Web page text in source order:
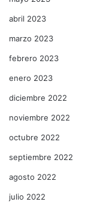
abril 2023
marzo 2023
febrero 2023
enero 2023
diciembre 2022
noviembre 2022
octubre 2022
septiembre 2022
agosto 2022
julio 2022